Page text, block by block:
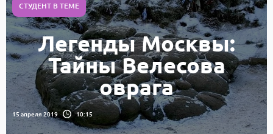
СТУДЕНТ В ТЕМЕ
Легенды Москвы:
Тайны Велесова
оврага
15 апреля 2019 10:15